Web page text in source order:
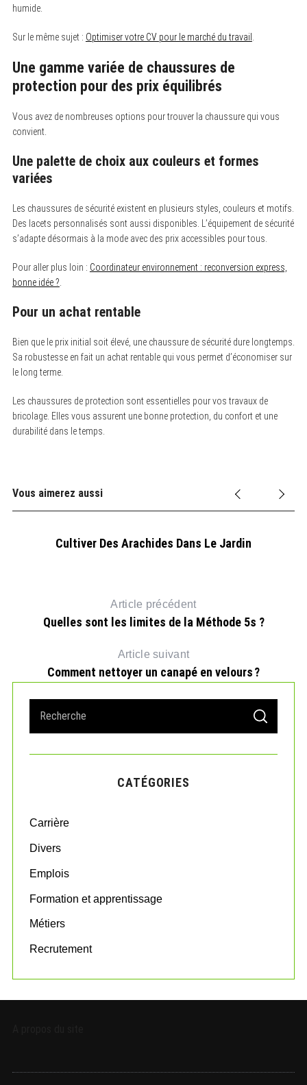
humide.
Sur le même sujet : Optimiser votre CV pour le marché du travail
Une gamme variée de chaussures de
protection pour des prix équilibrés
Vous avez de nombreuses options pour trouver la chaussure qui vous
convient.
Une palette de choix aux couleurs et formes
variées
Les chaussures de sécurité existent en plusieurs styles, couleurs et motifs.
Des lacets personnalisés sont aussi disponibles. L’équipement de sécurité
s’adapte désormais à la mode avec des prix accessibles pour tous.
Pour aller plus loin : Coordinateur environnement : reconversion express,
bonne idée ?
Pour un achat rentable
Bien que le prix initial soit élevé, une chaussure de sécurité dure longtemps.
Sa robustesse en fait un achat rentable qui vous permet d’économiser sur
le long terme.
Les chaussures de protection sont essentielles pour vos travaux de
bricolage. Elles vous assurent une bonne protection, du confort et une
durabilité dans le temps.
Vous aimerez aussi
Cultiver Des Arachides Dans Le Jardin
Article précédent
Quelles sont les limites de la Méthode 5s ?
Article suivant
Comment nettoyer un canapé en velours ?
a
r
o
:
S
A
C
CATÉGORIES
Carrière
Divers
Emplois
Formation et apprentissage
Métiers
Recrutement
c
h
o